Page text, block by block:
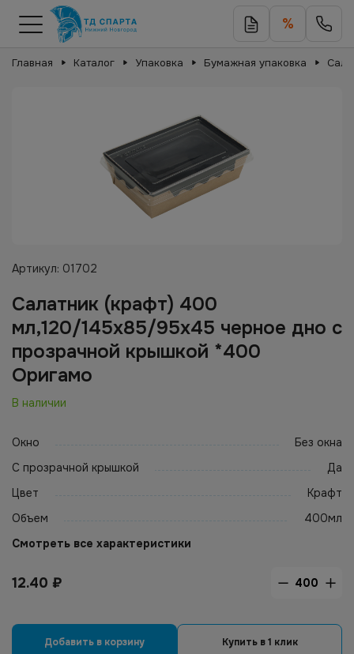
%
Главная Каталог Упаковка Бумажная упаковка
Артикул: 01702
Салатник (крафт) 400
мл,120/145х85/95х45 черное дно с
прозрачной крышкой *400
Оригамо
В наличии
Окно
Без окна
С прозрачной крышкой
Да
Цвет
Крафт
Объем
400мл
Смотреть все характеристики
12.40 ₽
Добавить в корзину Купить в 1 клик